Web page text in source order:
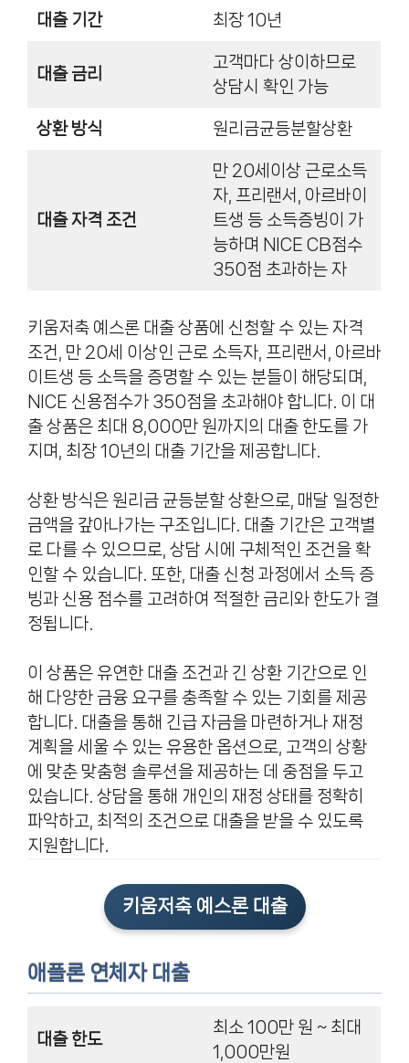
대출 기간 최장 10년
대출 금리
고객마다 상이하므로
상담시 확인 가능
상환 방식 원리금균등분할상환
대출 자격 조건
만 20세이상 근로소득
자, 프리랜서, 아르바이
트생 등 소득증빙이 가
능하며 NICE CB점수
350점 초과하는 자
키움저축 예스론 대출 상품에 신청할 수 있는 자격
조건, 만 20세 이상인 근로 소득자, 프리랜서, 아르바
이트생 등 소득을 증명할 수 있는 분들이 해당되며,
NICE 신용점수가 350점을 초과해야 합니다. 이 대
출 상품은 최대 8,000만 원까지의 대출 한도를 가
지며, 최장 10년의 대출 기간을 제공합니다.
상환 방식은 원리금 균등분할 상환으로, 매달 일정한
금액을 갚아나가는 구조입니다. 대출 기간은 고객별
로 다를 수 있으므로, 상담 시에 구체적인 조건을 확
인할 수 있습니다. 또한, 대출 신청 과정에서 소득 증
빙과 신용 점수를 고려하여 적절한 금리와 한도가 결
정됩니다.
이 상품은 유연한 대출 조건과 긴 상환 기간으로 인
해 다양한 금융 요구를 충족할 수 있는 기회를 제공
합니다. 대출을 통해 긴급 자금을 마련하거나 재정
계획을 세울 수 있는 유용한 옵션으로, 고객의 상황
에 맞춘 맞춤형 솔루션을 제공하는 데 중점을 두고
있습니다. 상담을 통해 개인의 재정 상태를 정확히
파악하고, 최적의 조건으로 대출을 받을 수 있도록
지원합니다.
키움저축 예스론 대출
애플론 연체자 대출
대출 한도
최소 100만 원 ~ 최대
1,000만원